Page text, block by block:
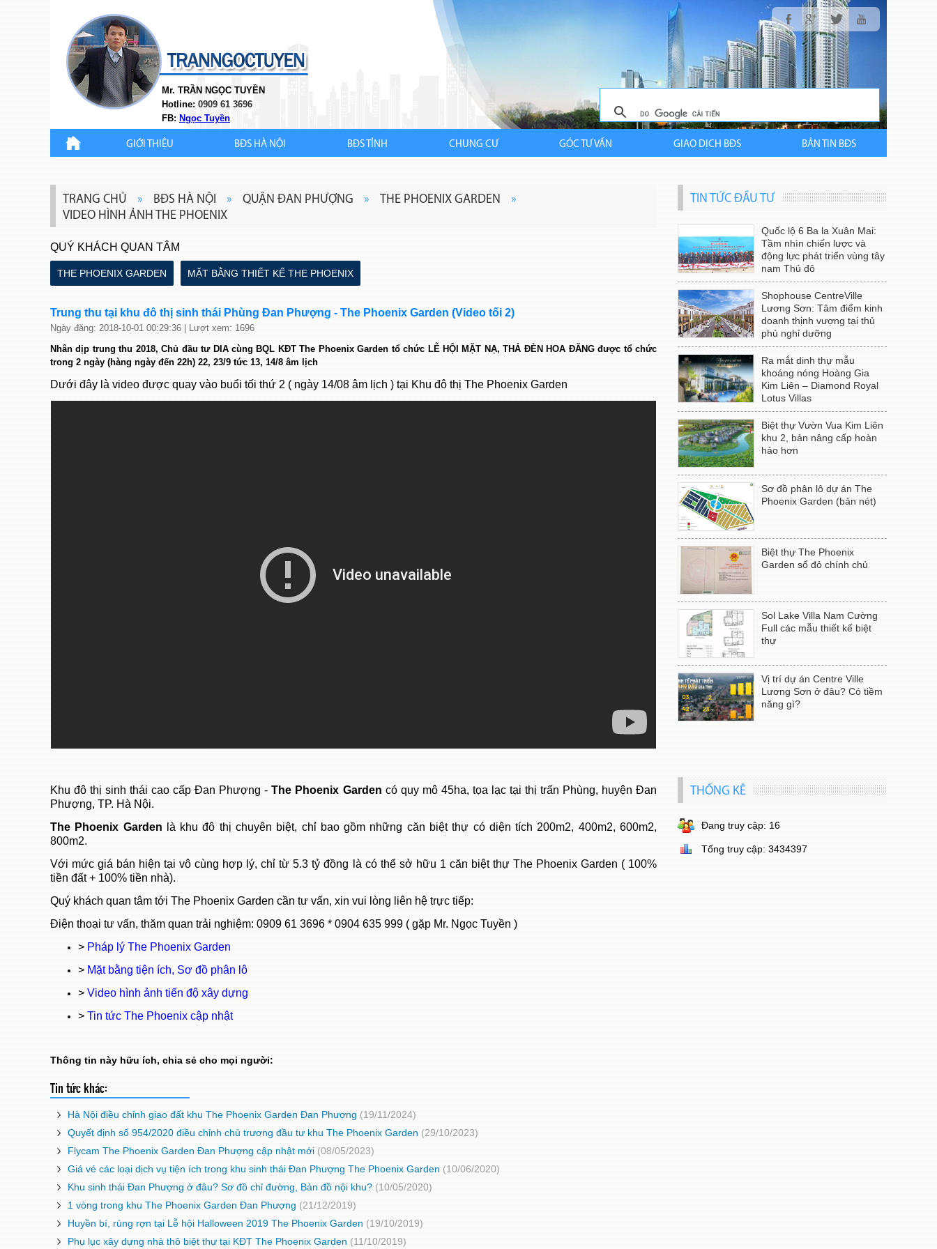
Mr. TRẦN NGỌC TUYỀN
Hotline: 0909 61 3696
FB: Ngọc Tuyền
GIỚI THIỆU BĐS HÀ NỘI BĐS TỈNH CHUNG CƯ GÓC TƯ VẤN GIAO DỊCH BĐS BẢN TIN BĐS
TRANG CHỦ » BĐS HÀ NỘI » QUẬN ĐAN PHƯỢNG » THE PHOENIX GARDEN
»
VIDEO HÌNH ẢNH THE PHOENIX
QUÝ KHÁCH QUAN TÂM
THE PHOENIX GARDEN MẶT BẰNG THIẾT KẾ THE PHOENIX
Trung thu tại khu đô thị sinh thái Phùng Đan Phượng - The Phoenix Garden (Video tối 2)
Ngày đăng: 2018-10-01 00:29:36 | Lượt xem: 1696
Nhân dịp trung thu 2018, Chủ đầu tư DIA cùng BQL KĐT The Phoenix Garden tổ chức LỄ HỘI MẶT NẠ, THẢ ĐÈN HOA ĐĂNG được tổ chức
trong 2 ngày (hàng ngày đến 22h) 22, 23/9 tức 13, 14/8 âm lịch
Dưới đây là video được quay vào buổi tối thứ 2 ( ngày 14/08 âm lịch ) tại Khu đô thị The Phoenix Garden
Khu đô thị sinh thái cao cấp Đan Phượng -The Phoenix Garden có quy mô 45ha, tọa lạc tại thị trấn Phùng, huyện Đan
Phượng, TP. Hà Nội.
The Phoenix Garden là khu đô thị chuyên biệt, chỉ bao gồm những căn biệt thự có diện tích 200m2, 400m2, 600m2,
800m2.
Với mức giá bán hiện tại vô cùng hợp lý, chỉ từ 5.3 tỷ đồng là có thể sở hữu 1 căn biệt thự The Phoenix Garden ( 100%
tiền đất + 100% tiền nhà).
Quý khách quan tâm tới The Phoenix Garden cần tư vấn, xin vui lòng liên hệ trực tiếp:
Điện thoại tư vấn, thăm quan trải nghiệm: 0909 61 3696 * 0904 635 999 ( gặp Mr. Ngọc Tuyền )
> Pháp lý The Phoenix Garden
> Mặt bằng tiện ích, Sơ đồ phân lô
> Video hình ảnh tiến độ xây dựng
> Tin tức The Phoenix cập nhật
Thông tin này hữu ích, chia sẻ cho mọi người:
Tin tức khác:
Hà Nội điều chỉnh giao đất khu The Phoenix Garden Đan Phượng (19/11/2024)
Quyết định số 954/2020 điều chỉnh chủ trương đầu tư khu The Phoenix Garden (29/10/2023)
Flycam The Phoenix Garden Đan Phượng cập nhật mới (08/05/2023)
Giá vé các loại dịch vụ tiện ích trong khu sinh thái Đan Phượng The Phoenix Garden (10/06/2020)
Khu sinh thái Đan Phượng ở đâu? Sơ đồ chỉ đường, Bản đồ nội khu? (10/05/2020)
1 vòng trong khu The Phoenix Garden Đan Phượng (21/12/2019)
Huyền bí, rùng rợn tại Lễ hội Halloween 2019 The Phoenix Garden (19/10/2019)
Phụ lục xây dựng nhà thô biệt thự tại KĐT The Phoenix Garden (11/10/2019)
TIN TỨC ĐẦU TƯ
Quốc lộ 6 Ba la Xuân Mai:
Tầm nhìn chiến lược và
động lực phát triển vùng tây
nam Thủ đô
Shophouse CentreVille
Lương Sơn: Tâm điểm kinh
doanh thịnh vượng tại thủ
phủ nghỉ dưỡng
Ra mắt dinh thự mẫu
khoáng nóng Hoàng Gia
Kim Liên – Diamond Royal
Lotus Villas
Biệt thự Vườn Vua Kim Liên
khu 2, bản nâng cấp hoàn
hảo hơn
Sơ đồ phân lô dự án The
Phoenix Garden (bản nét)
Biệt thự The Phoenix
Garden sổ đỏ chính chủ
Sol Lake Villa Nam Cường
Full các mẫu thiết kế biệt
thự
Vị trí dự án Centre Ville
Lương Sơn ở đâu? Có tiềm
năng gì?
THỐNG KÊ
Đang truy cập: 16
Tổng truy cập: 3434397